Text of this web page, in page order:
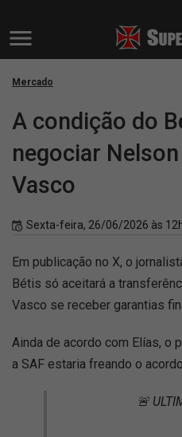
Mercado
A condição do
negociar
Vasco
Sexta-feira, 26/06/2026 às
Em publicação no X, o
Bétis só aceitará a
Vasco se receber garantias
Ainda de acordo com Elías, o
a SAF estaria freando o
🚨